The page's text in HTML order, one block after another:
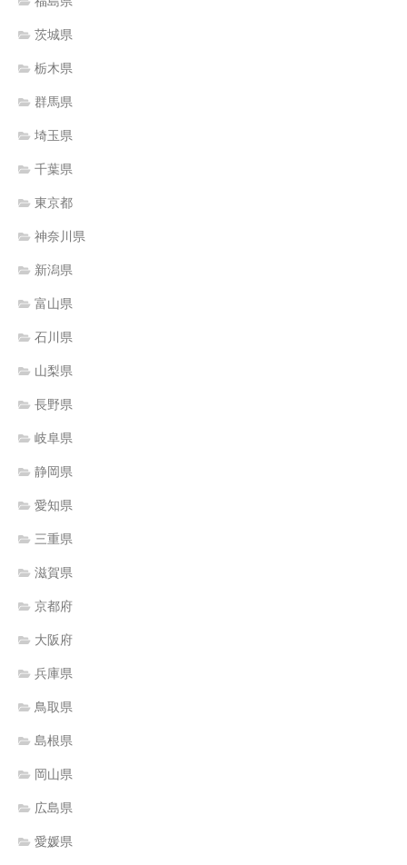
茨城県
栃木県
群馬県
埼玉県
千葉県
東京都
神奈川県
新潟県
富山県
石川県
山梨県
長野県
岐阜県
静岡県
愛知県
三重県
滋賀県
京都府
大阪府
兵庫県
鳥取県
島根県
岡山県
広島県
愛媛県